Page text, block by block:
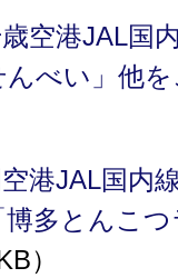
歳空港JAL
んべい」他
空港JAL国
多とんこ
）